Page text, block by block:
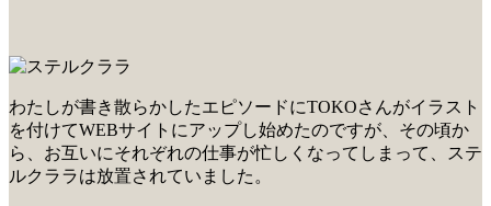
わたしが書き散らかしたエピソードにTOKOさんがイラスト
を付けてWEBサイトにアップし始めたのですが、その頃か
ら、お互いにそれぞれの仕事が忙しくなってしまって、ステ
ルクララは放置されていました。